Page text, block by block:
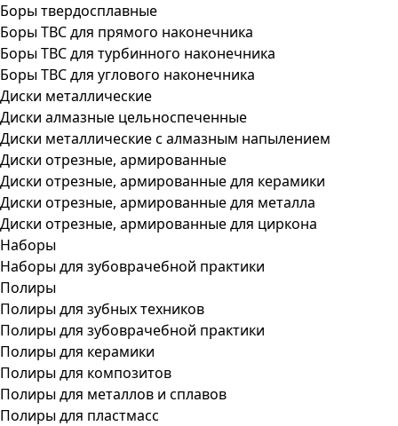
Боры твердосплавные
Боры ТВС для прямого наконечника
Боры ТВС для турбинного наконечника
Боры ТВС для углового наконечника
Диски металлические
Диски алмазные цельноспеченные
Диски металлические с алмазным напылением
Диски отрезные, армированные
Диски отрезные, армированные для керамики
Диски отрезные, армированные для металла
Диски отрезные, армированные для циркона
Наборы
Наборы для зубоврачебной практики
Полиры
Полиры для зубных техников
Полиры для зубоврачебной практики
Полиры для керамики
Полиры для композитов
Полиры для металлов и сплавов
Полиры для пластмасс